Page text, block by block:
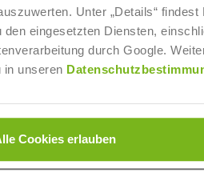
Unter „Details“ findest
den eingesetzten Diensten,
durch Google.
in unseren
Cookies erlauben